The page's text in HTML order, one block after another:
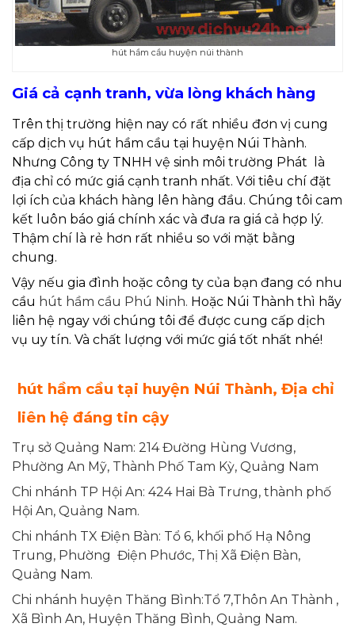
hút hầm cầu huyện núi thành
Giá cả cạnh tranh, vừa lòng khách hàng
Trên thị trường hiện nay có rất nhiều đơn vị cung
cấp dịch vụ hút hầm cầu tại huyện Núi Thành.
Nhưng Công ty TNHH vệ sinh môi trường Phát là
địa chỉ có mức giá cạnh tranh nhất. Với tiêu chí đặt
lợi ích của khách hàng lên hàng đầu. Chúng tôi cam
kết luôn báo giá chính xác và đưa ra giá cả hợp lý.
Thậm chí là rẻ hơn rất nhiều so với mặt bằng
chung.
Vậy nếu gia đình hoặc công ty của bạn đang có nhu
cầu hút hầm cầu Phú Ninh. Hoặc Núi Thành thì hãy
liên hệ ngay với chúng tôi để được cung cấp dịch
vụ uy tín. Và chất lượng với mức giá tốt nhất nhé!
hút hầm cầu tại huyện Núi Thành, Địa chỉ
liên hệ đáng tin cậy
Trụ sở Quảng Nam: 214 Đường Hùng Vương,
Phường An Mỹ, Thành Phố Tam Kỳ, Quảng Nam
Chi nhánh TP Hội An: 424 Hai Bà Trưng, thành phố
Hội An, Quảng Nam.
Chi nhánh TX Điện Bàn: Tổ 6, khối phố Hạ Nông
Trung, Phường Điện Phước, Thị Xã Điện Bàn,
Quảng Nam.
Chi nhánh huyện Thăng Bình:Tổ 7,Thôn An Thành ,
Xã Bình An, Huyện Thăng Bình, Quảng Nam.